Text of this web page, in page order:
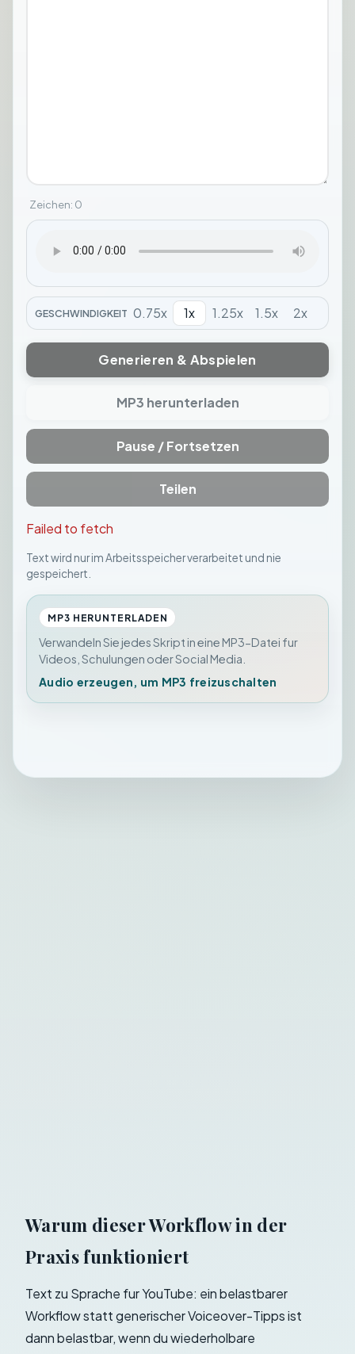
Zeichen: 0
GESCHWINDIGKEIT 0.75x 1x 1.25x 1.5x 2x
Generieren & Abspielen
MP3 herunterladen
Pause / Fortsetzen
Teilen
Failed to fetch
Text wird nur im Arbeitsspeicher verarbeitet und nie
gespeichert.
MP3 HERUNTERLADEN
Verwandeln Sie jedes Skript in eine MP3-Datei fur
Videos, Schulungen oder Social Media.
Audio erzeugen, um MP3 freizuschalten
Warum dieser Workflow in der
Praxis funktioniert
Text zu Sprache fur YouTube: ein belastbarer
Workflow statt generischer Voiceover-Tipps ist
dann belastbar, wenn du wiederholbare